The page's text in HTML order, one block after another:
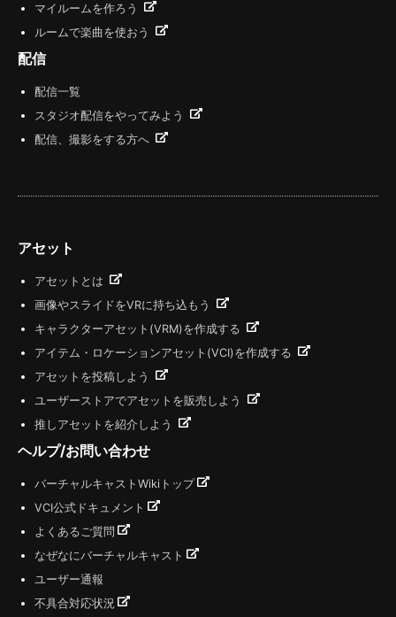
マイルームを作ろう
ルームで楽曲を使おう
配信
配信一覧
スタジオ配信をやってみよう
配信、撮影をする方へ
アセット
アセットとは
画像やスライドをVRに持ち込もう
キャラクターアセット(VRM)を作成する
アイテム・ロケーションアセット(VCI)を作成する
アセットを投稿しよう
ユーザーストアでアセットを販売しよう
推しアセットを紹介しよう
ヘルプ/お問い合わせ
バーチャルキャストWikiトップ
VCI公式ドキュメント
よくあるご質問
なぜなにバーチャルキャスト
ユーザー通報
不具合対応状況